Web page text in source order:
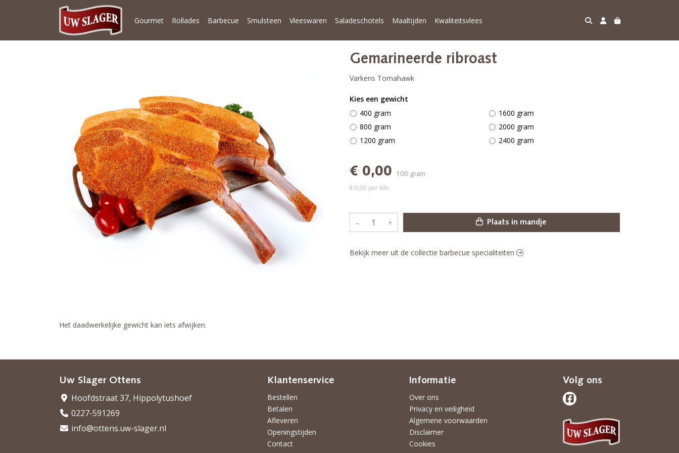
Gourmet Rollades Barbecue Smulsteen Vleeswaren Saladeschotels Maaltijden Kwaliteitsvlees
Het daadwerkelijke gewicht kan iets afwijken.
Gemarineerde ribroast
Varkens Tomahawk
Kies een gewicht
400 gram
800 gram
1200 gram
1600 gram
2000 gram
2400 gram
€ 0,00 100 gram
€ 0,00 per kilo
– + Plaats in mandje
Bekijk meer uit de collectie barbecue specialiteiten
Uw Slager Ottens
Hoofdstraat 37, Hippolytushoef
0227-591269
info@ottens.uw-slager.nl
Klantenservice
Bestellen
Betalen
Afleveren
Openingstijden
Contact
Informatie
Over ons
Privacy en veiligheid
Algemene voorwaarden
Disclaimer
Cookies
Volg ons